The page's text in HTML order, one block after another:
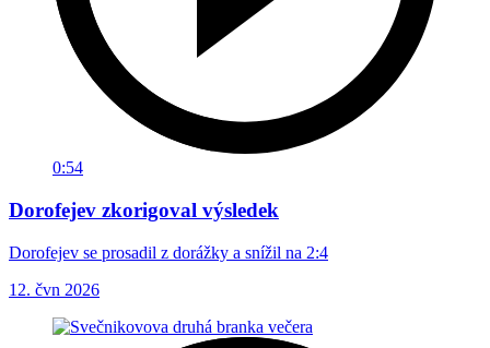
0:54
Dorofejev zkorigoval výsledek
Dorofejev se prosadil z dorážky a snížil na 2:4
12. čvn 2026